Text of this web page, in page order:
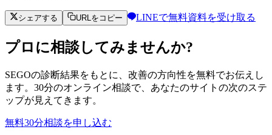
シェアする URLをコピー LINEで無料資料を受け取る
プロに相談してみませんか?
SEGOの診断結果をもとに、改善の方向性を無料でお伝えし
ます。30分のオンライン相談で、あなたのサイトの次のステ
ップが見えてきます。
無料30分相談を申し込む